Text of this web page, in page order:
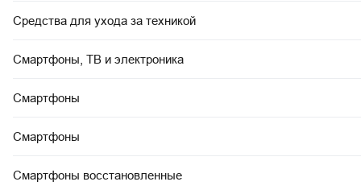
Средства для ухода за техникой
Смартфоны, ТВ и электроника
Смартфоны
Смартфоны
Смартфоны восстановленные